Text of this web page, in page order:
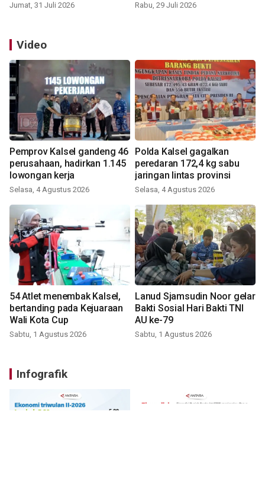
Jumat, 31 Juli 2026 Rabu, 29 Juli 2026
Video
Pemprov Kalsel gandeng 46
perusahaan, hadirkan 1.145
lowongan kerja
Selasa, 4 Agustus 2026
Polda Kalsel gagalkan
peredaran 172,4 kg sabu
jaringan lintas provinsi
Selasa, 4 Agustus 2026
54 Atlet menembak Kalsel,
bertanding pada Kejuaraan
Wali Kota Cup
Sabtu, 1 Agustus 2026
Lanud Sjamsudin Noor gelar
Bakti Sosial Hari Bakti TNI
AU ke-79
Sabtu, 1 Agustus 2026
Infografik